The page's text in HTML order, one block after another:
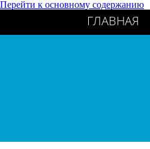
Перейти к основному содержанию
ГЛАВНАЯ